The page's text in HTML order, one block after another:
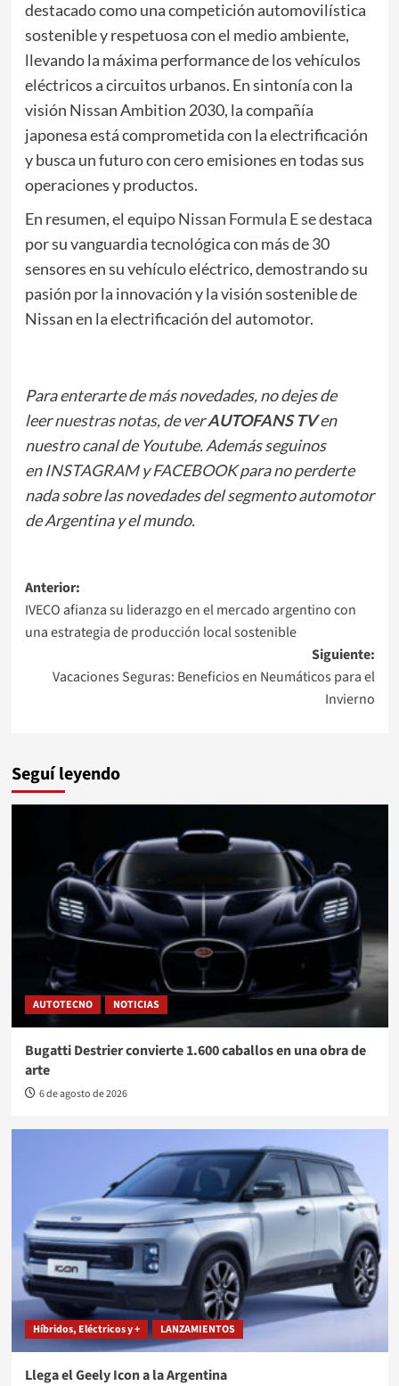
destacado como una competición automovilística
sostenible y respetuosa con el medio ambiente,
llevando la máxima performance de los vehículos
eléctricos a circuitos urbanos. En sintonía con la
visión Nissan Ambition 2030, la compañía
japonesa está comprometida con la electrificación
y busca un futuro con cero emisiones en todas sus
operaciones y productos.
En resumen, el equipoNissan Formula Ese destaca
por su vanguardia tecnológica con más de 30
sensores en su vehículo eléctrico, demostrando su
pasión por la innovación y la visión sostenible de
Nissan en la electrificación del automotor.
Para enterarte de más novedades, no dejes de
leernuestras notas, de ver AUTOFANS TVen
nuestro canal de Youtube. Además seguinos
enINSTAGRAMyFACEBOOKpara no perderte
nada sobre las novedades del segmento automotor
de Argentina y el mundo.
Navegación
de
entradas
Anterior:
IVECO afianza su liderazgo en el mercado argentino con
una estrategia de producción local sostenible
Siguiente:
Vacaciones Seguras: Beneficios en Neumáticos para el
Invierno
Seguí leyendo
AUTOTECNO NOTICIAS
Bugatti Destrier convierte 1.600 caballos en una obra de
arte
6 de agosto de 2026
Híbridos, Eléctricos y + LANZAMIENTOS
Llega el Geely Icon a la Argentina